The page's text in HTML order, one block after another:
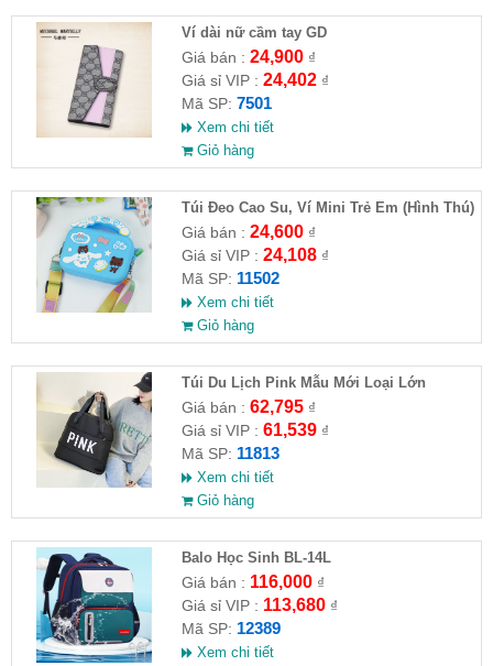
Ví dài nữ cầm tay GD
Giá bán : 24,900₫
Giá sỉ VIP : 24,402₫
Mã SP: 7501
Xem chi tiết
Giỏ hàng
Túi Đeo Cao Su, Ví Mini Trẻ Em (Hình Thú)
Giá bán : 24,600₫
Giá sỉ VIP : 24,108₫
Mã SP: 11502
Xem chi tiết
Giỏ hàng
Túi Du Lịch Pink Mẫu Mới Loại Lớn
Giá bán : 62,795₫
Giá sỉ VIP : 61,539₫
Mã SP: 11813
Xem chi tiết
Giỏ hàng
Balo Học Sinh BL-14L
Giá bán : 116,000₫
Giá sỉ VIP : 113,680₫
Mã SP: 12389
Xem chi tiết